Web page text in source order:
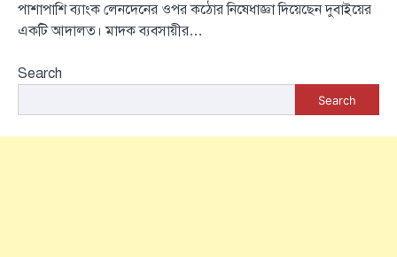
পাশাপাশি ব্যাংক লেনদেনের ওপর কঠোর নিষেধাজ্ঞা দিয়েছেন দুবাইয়ের
একটি আদালত। মাদক ব্যবসায়ীর…
Search
Search